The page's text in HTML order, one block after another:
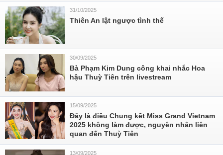
31/10/2025
Thiên An lật ngược tình thế
30/09/2025
Bà Phạm Kim Dung công khai nhắc Hoa
hậu Thuỳ Tiên trên livestream
15/09/2025
Đây là điều Chung kết Miss Grand Vietnam
2025 không làm được, nguyên nhân liên
quan đến Thuỳ Tiên
13/09/2025